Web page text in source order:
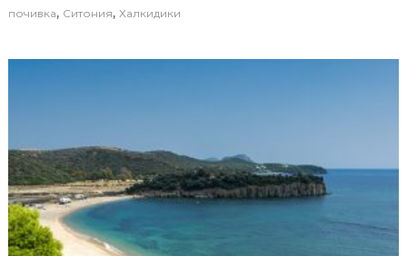
почивка, Ситония, Халкидики